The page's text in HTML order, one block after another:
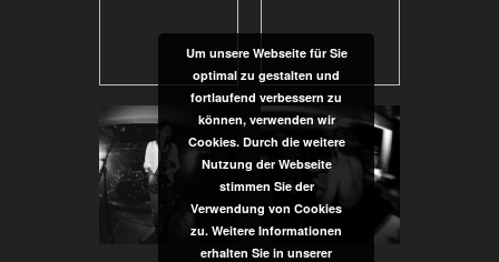
Um unsere Webseite für Sie
optimal zu gestalten und
fortlaufend verbessern zu
können, verwenden wir
Cookies. Durch die weitere
Nutzung der Webseite
stimmen Sie der
Verwendung von Cookies
zu. Weitere Informationen
erhalten Sie in unserer